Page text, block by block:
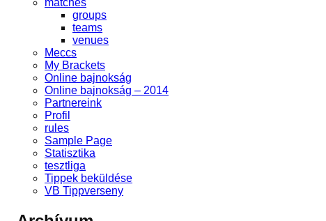
matches
groups
teams
venues
Meccs
My Brackets
Online bajnokság
Online bajnokság – 2014
Partnereink
Profil
rules
Sample Page
Statisztika
tesztliga
Tippek beküldése
VB Tippverseny